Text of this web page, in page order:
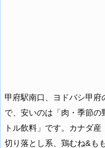
甲府駅南口、ヨドバシ甲
で、安いのは「肉・季節
トル飲料」です。カナダ
切り落とし系、鶏むね&も